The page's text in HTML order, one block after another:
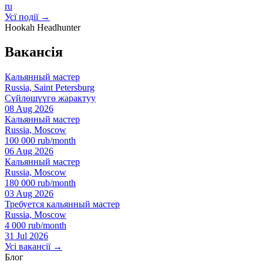
ru
Усї події →
Hookah Headhunter
Вакансія
Кальянный мастер
Russia, Saint Petersburg
Сүйлөшүүгө жарактуу
08 Aug 2026
Кальянный мастер
Russia, Moscow
100 000 rub/month
06 Aug 2026
Кальянный мастер
Russia, Moscow
180 000 rub/month
03 Aug 2026
Требуется кальянный мастер
Russia, Moscow
4 000 rub/month
31 Jul 2026
Усі вакансії →
Блог